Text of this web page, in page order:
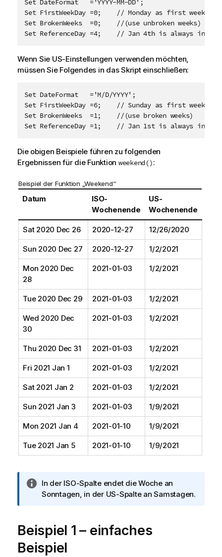
Set DateFormat   ='YYYY-MM-DD';
Set FirstWeekDay =0;    // Monday as first week day
Set BrokenWeeks  =0;    //(use unbroken weeks)
Set ReferenceDay =4;    // Jan 4th is always in
Wenn Sie US-Einstellungen verwenden möchten,
müssen Sie Folgendes in das Skript einschließen:
Set DateFormat   ='M/D/YYYY';
Set FirstWeekDay =6;    // Sunday as first week day
Set BrokenWeeks  =1;    //(use broken weeks)
Set ReferenceDay =1;    // Jan 1st is always in
Die obigen Beispiele führen zu folgenden
Ergebnissen für die Funktion weekend():
Beispiel der Funktion „Weekend“
Datum
ISO-
Wochenende
US-
Wochenende
Sat 2020 Dec 26 2020-12-27 12/26/2020
Sun 2020 Dec 27 2020-12-27 1/2/2021
Mon 2020 Dec
28
2021-01-03 1/2/2021
Tue 2020 Dec 29 2021-01-03 1/2/2021
Wed 2020 Dec
30
2021-01-03 1/2/2021
Thu 2020 Dec 31 2021-01-03 1/2/2021
Fri 2021 Jan 1 2021-01-03 1/2/2021
Sat 2021 Jan 2 2021-01-03 1/2/2021
Sun 2021 Jan 3 2021-01-03 1/9/2021
Mon 2021 Jan 4 2021-01-10 1/9/2021
Tue 2021 Jan 5 2021-01-10 1/9/2021
I
n
r
m
a
In der ISO-Spalte endet die Woche an
Sonntagen, in der US-Spalte an Samstagen.
Beispiel 1 – einfaches
Beispiel